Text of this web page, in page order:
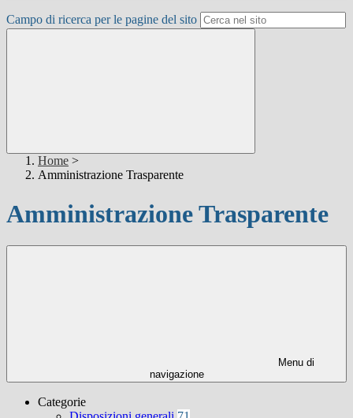
Campo di ricerca per le pagine del sito
Home >
Amministrazione Trasparente
Amministrazione Trasparente
Menu di
navigazione
Categorie